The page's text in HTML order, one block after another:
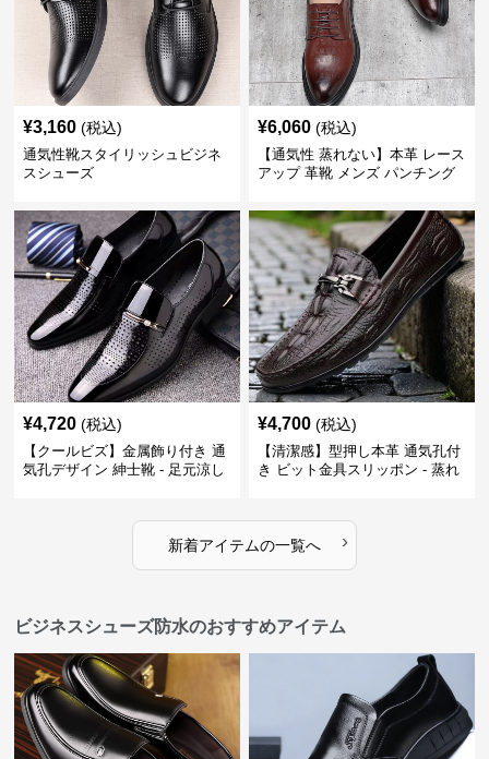
¥3,160 (税込)
通気性靴スタイリッシュビジネ
スシューズ
¥6,060 (税込)
【通気性 蒸れない】本革 レース
アップ 革靴 メンズ パンチング
い 営業
¥4,720 (税込)
【クールビズ】金属飾り付き 通
気孔デザイン 紳士靴 - 足元涼し
¥4,700 (税込)
【清潔感】型押し本革 通気孔付
き ビット金具スリッポン - 蒸れ
新着アイテムの一覧へ ›
ビジネスシューズ防水のおすすめアイテム